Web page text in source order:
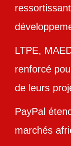
LTPE,
renforcé
de leurs
PayPal
marchés